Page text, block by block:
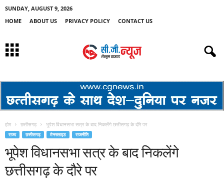
SUNDAY, AUGUST 9, 2026
HOME
ABOUT US PRIVACY POLICY CONTACT US
होम छत्तीसगढ़ भूपेश विधानसभा सत्र के बाद निकलेंगे छत्तीसगढ़ के दौरे पर
राज्य छत्तीसगढ़ मेनस्लाइड राजनीति
भूपेश विधानसभा सत्र के बाद निकलेंगे
छत्तीसगढ़ के दौरे पर